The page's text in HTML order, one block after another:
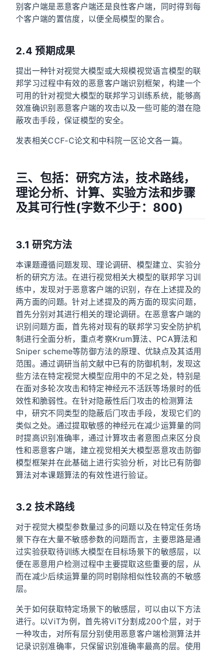
别客户端是恶意客户端还是良性客户端，同时得到每
个客户端的置信度，以便全局模型的聚合。
2.4 预期成果
提出一种针对视觉大模型或大规模视觉语言模型的联
邦学习过程中有效的恶意客户端识别框架，构建一个
可用的针对视觉大模型的联邦学习训练系统，能够高
效准确识别恶意客户端的攻击以及一些可能的潜在隐
蔽攻击手段，保证模型的安全。
发表相关CCF-C论文和中科院一区论文各一篇。
三、包括：研究方法，技术路线，
理论分析、计算、实验方法和步骤
及其可行性(字数不少于：800)
3.1 研究方法
本课题遵循问题发现、理论调研、模型建立、实验分
析的研究方法。在进行视觉相关大模型的联邦学习训
练中，发现对于恶意客户端的识别，存在上述提及的
两方面的问题。针对上述提及的两方面的现实问题，
首先分别对其进行相关的理论调研。在恶意客户端的
识别问题方面，首先将对现有的联邦学习安全防护机
制进行全面分析，重点考察Krum算法、PCA算法和
Sniper scheme等防御方法的原理、优缺点及其适用
范围。通过调研当前文献中已有的防御机制，发现这
些方法在特定视觉大模型应用中的不足之处，特别是
在面对多轮次攻击和特定神经元不活跃等场景时的低
效性和脆弱性。在针对隐蔽性后门攻击的检测算法
中，研究不同类型的隐蔽后门攻击手段，发现它们的
类似之处。通过提取敏感的神经元在减少运算量的同
时提高识别准确率，通过计算攻击者意图点来区分良
性和恶意客户端，建立视觉相关大模型恶意攻击防御
模型框架并在此基础上进行实验分析，对比已有防御
算法对本课题算法的有效性进行验证。
3.2 技术路线
对于视觉大模型参数量过多的问题以及在特定任务场
景下存在大量不敏感参数的问题而言，主要思路是通
过实验获取待训练大模型在目标场景下的敏感层，以
便在恶意用户检测过程中主要提取这些重要的层，从
而在减少后续运算量的同时剔除相似性较高的不敏感
层。
关于如何获取特定场景下的敏感层，可以由以下方法
进行。以ViT为例，首先将ViT分割成200个层，对于
一种攻击，对所有层分别使用恶意客户端检测算法并
记录识别准确率，只保留识别准确率最高的层。使用